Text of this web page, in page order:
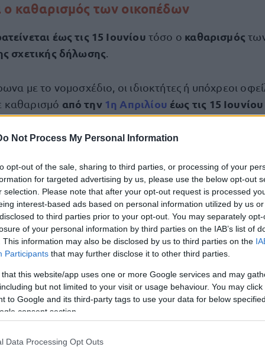
Not Process My Personal Information
opt-out of the sale, sharing to third parties, or processing of your
for targeted advertising by us, please use the below opt-out
selection. Please note that after your opt-out request is processed
interest-based ads based on personal information utilized by us
to third parties prior to your opt-out. You may separately
of your personal information by third parties on the IAB’s list of
This information may also be disclosed by us to third parties on the
Participants that may further disclose it to other third parties.
that this website/app uses one or more Google services and may
but not limited to your visit or usage behaviour. You may
to Google and its third-party tags to use your data for below
consent section.
Data Processing Opt Outs
ο καθαρισμός των οικοπέδων
έως τις 15 Ιουνίου τόσο ο καθαρισμός
σχετικής δήλωσης
με το νομοσχέδιο, οι ιδιοκτήτες ή υπόχρεοι
από την 1η Απριλίου έως τις 15 Ιουνίου
σε καλή κατάσταση καθ’ όλη τη διάρκεια της
πρέπει να κατατεθεί έως τις 15 Ιουνίου.
ΕΡΤ, επικαλούμενη πηγές του υπουργείου Κλιματικής
το συγκεκριμένο χρονοδιάγραμμα παρέχει
διευκολύνει τον επιχειρησιακό σχεδιασμό των
κατά τις ίδιες πηγές, είναι «η καθετοποίηση
αρμοδιοτήτων. Όπως διευκρινίζεται, με τη
τους ιδιοκτήτες οικοπεδικών ή ακάλυπτων
δειγματοληπτικούς ελέγχους επί των δηλώσεων
, θα μπορούν να προχωρούν σε